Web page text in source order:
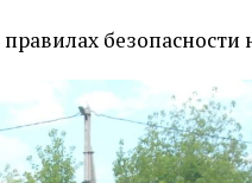
безопасности